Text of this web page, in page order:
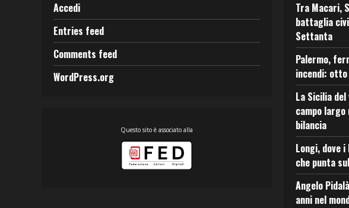
Accedi
Entries feed
Comments feed
WordPress.org
Questo sito è associato alla
Tra Macari,
battaglia
Settanta
Palermo,
incendi:
La Sicilia
campo
bilancia
Longi, dove
che punta
Angelo
anni nel